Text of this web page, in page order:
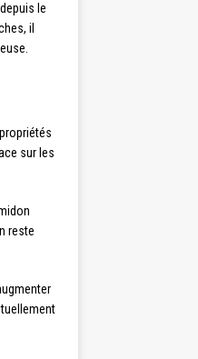
le
il
sur les
reste